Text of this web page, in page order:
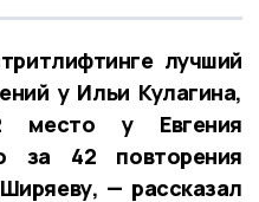
лучший
у Ильи Кулагина,
место у Евгения
за 42 повторения
— рассказал